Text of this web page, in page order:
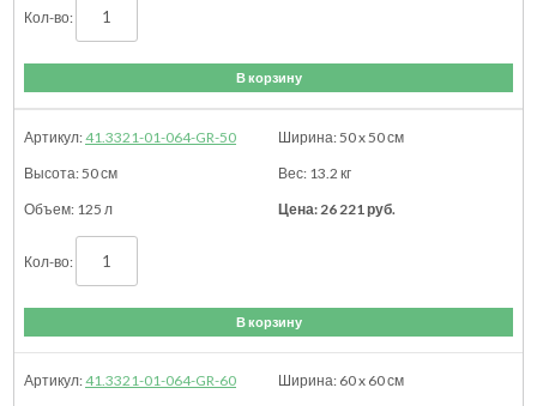
В корзину
41.3321-01-064-GR-50 50 x 50см
50см 13.2 кг
125 л
26 221руб.
В корзину
41.3321-01-064-GR-60 60 x 60см